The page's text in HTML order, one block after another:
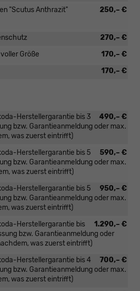
225/50
R19
250,– €
"Scutus Anthrazit"
270,– €
170,– €
Größe
170,– €
490,– €
Herstellergarantie bis 3
bzw. Garantieanmeldung oder max.
was zuerst eintrifft)
590,– €
Herstellergarantie bis 5
bzw. Garantieanmeldung oder max.
was zuerst eintrifft)
950,– €
Herstellergarantie bis 5
bzw. Garantieanmeldung oder max.
was zuerst eintrifft)
1.290,– €
Herstellergarantie bis
bzw. Garantieanmeldung oder
was zuerst eintrifft)
700,– €
Herstellergarantie bis 4
bzw. Garantieanmeldung oder max.
was zuerst eintrifft)